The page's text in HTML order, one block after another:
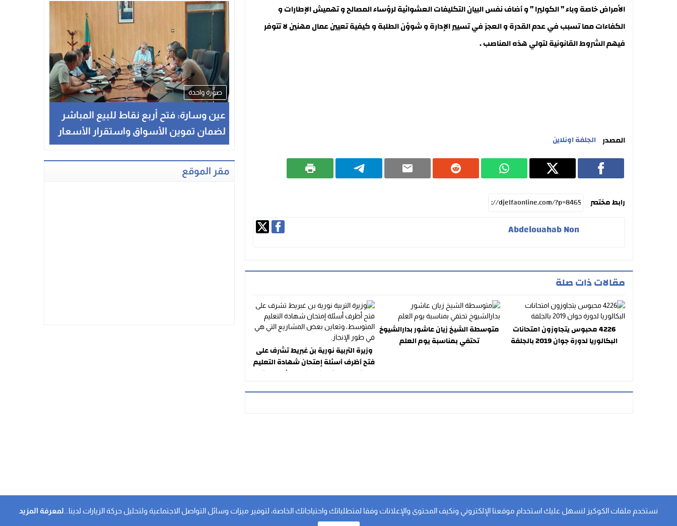
الأمراض خاصة وباء ” الكوليرا ” و أضاف نفس البيان التكليفات العشوائية لرؤساء المصالح و تهميش الإطارات و
الكفاءات مما تسبب في عدم القدرة و العجز في تسيير الإدارة و شوؤن الطلبة و كيفية تعيين عمال مهنين لا تتوفر
فيهم الشروط القانونية لتولي هذه المناصب .
المصدر الجلفة اونلاين
رابط مختصر
Abdelouahab Non
مقالات ذات صلة
4226 محبوس يتجاوزون امتحانات
البكالوريا لدورة جوان 2019 بالجلفة
متوسطة الشيخ زيان عاشور بدارالشيوخ
تحتفي بمناسبة يوم العلم
وزيرة التربية نورية بن غبريط تشرف على
فتح أظرف أسئلة إمتحان شهادة التعليم
المتوسط، وتعاين بعض المشاريع التي
صورة واحدة
عين وسارة: فتح أربع نقاط للبيع المباشر
لضمان تموين الأسواق واستقرار الأسعار
مقر الموقع
نستخدم ملفات الكوكيز لنسهل عليك استخدام موقعنا الإلكتروني ونكيف المحتوى والإعلانات وفقا لمتطلباتك واحتياجاتك الخاصة، لتوفير ميزات وسائل التواصل الاجتماعية ولتحليل حركة الزيارات لدينا... لمعرفة المزيد